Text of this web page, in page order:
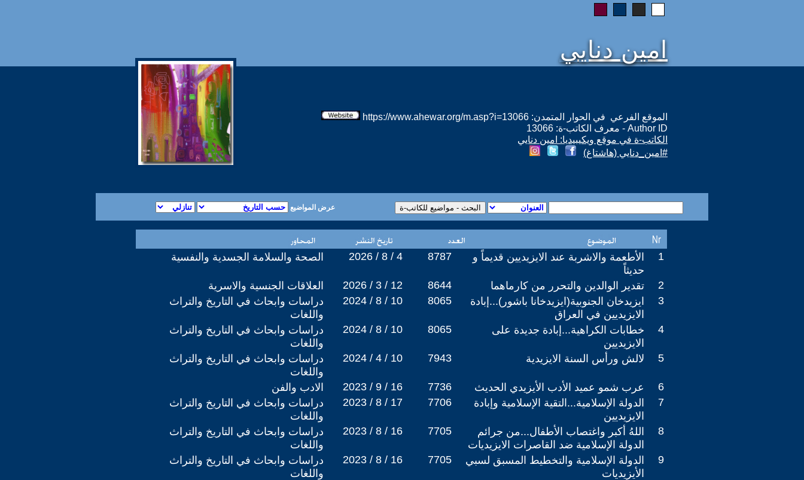
امين دنايي
الموقع الفرعي في الحوار المتمدن: https://www.ahewar.org/m.asp?i=13066
Author ID - معرف الكاتب-ة: 13066
الكاتب-ة في موقع ويكيبيديا: امين دنايي
#امين_دنايي (هاشتاغ)
عرض المواضيع
الصحة والسلامة الجسدية والنفسية 2026 / 8 / 4 8787
الأطعمة والاشربة عند الايزيديين قديماً و
حديثاً
1
العلاقات الجنسية والاسرية 2026 / 3 / 12 8644 تقدير الوالدين والتحرر من كارماهما
2
دراسات وابحاث في التاريخ والتراث
واللغات
2024 / 8 / 10 8065
ايزيدخان الجنوبية(ايزيدخانا باشور)...إبادة
الايزيديين في العراق
3
دراسات وابحاث في التاريخ والتراث
واللغات
2024 / 8 / 10 8065
خطابات الكراهية...إبادة جديدة على
الايزيديين
4
دراسات وابحاث في التاريخ والتراث
واللغات
2024 / 4 / 10 7943 لالش ورأس السنة الايزيدية 5
الادب والفن 2023 / 9 / 16 7736 عرب شمو عميد الأدب الأيزيدي الحديث
6
دراسات وابحاث في التاريخ والتراث
واللغات
2023 / 8 / 17 7706
الدولة الإسلامية...التقية الإسلامية وإبادة
الايزيديين
7
دراسات وابحاث في التاريخ والتراث
واللغات
2023 / 8 / 16 7705
اللهُ أكبر واغتصاب الأطفال...من جرائم
الدولة الإسلامية ضد القاصرات الايزيديات
8
دراسات وابحاث في التاريخ والتراث
واللغات
2023 / 8 / 16 7705
الدولة الإسلامية والتخطيط المسبق لسبي
الأيزيديات
9